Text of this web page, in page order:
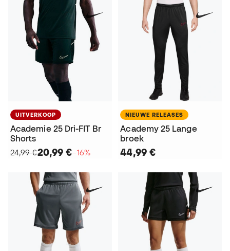
UITVERKOOP
Academie 25 Dri-FIT Br
Shorts
24,99 €20,99 €−16%
NIEUWE RELEASES
Academy 25 Lange
broek
44,99 €